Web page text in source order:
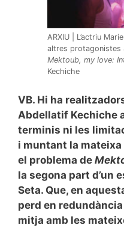
ARXIU | L’actriu
altres protagonistes
Mektoub, my love:
Kechiche
VB. Hi ha
Abdellatif Kechiche
terminis ni les
i muntant la mateixa
el problema de
la segona part d’un
Seta. Que, en
perd en
mitja amb les